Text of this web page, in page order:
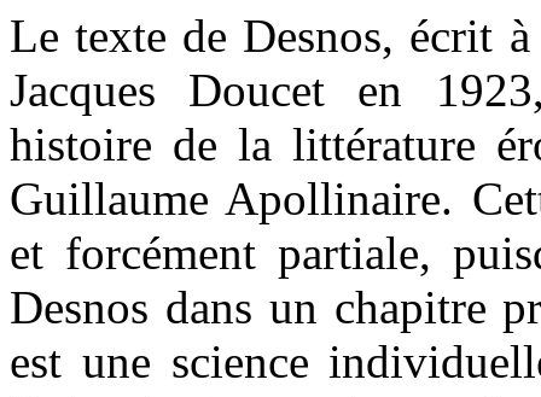
Le texte de Desnos, écrit
Jacques Doucet en
histoire de la littérature
Guillaume Apollinaire.
et forcément partiale,
Desnos dans un chapitre
est une science